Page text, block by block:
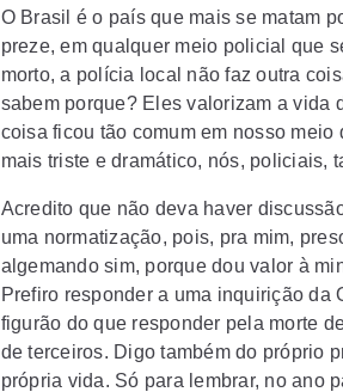
O Brasil é o país que mais se matam
preze, em qualquer meio policial que
morto, a polícia local não faz outra
sabem porque? Eles valorizam a vida
coisa ficou tão comum em nosso
mais triste e dramático, nós, policiais,
Acredito que não deva haver
uma normatização, pois, pra mim,
algemando sim, porque dou valor à
Prefiro responder a uma inquirição da
figurão do que responder pela morte
de terceiros. Digo também do próprio
própria vida. Só para lembrar, no ano